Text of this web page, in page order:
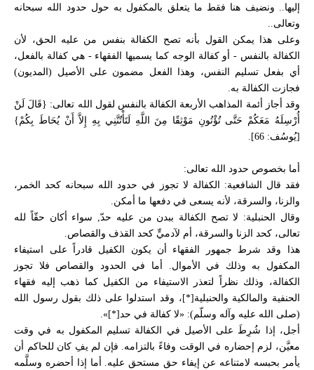
إليها.. ونضيف هنا فقط ما يتعلق بالمكفول به حول حدود الله سبحانه
وتعالى..
وعلى هذا يمكن القول بأنه تصح الكفالة بنفس من عليه الحق، لأن
الكفالة بالنفس - أو كفالة الوجه كما يسميها الفقهاء - هي كفالة بالفعل،
أي بفعل تسليم النفس، وهذا الفعل مضمون على الأصيل (المديون)
فجازت الكفالة به.
وقد أجاز أئمة المذاهب الأربعة الكفالة بالنفس لقول الله تعالى: {قَالَ لَنْ
أُرْسِلَهُ مَعَكُمْ حَتَّى تُؤْتُونِ مَوْثِقًا مِنَ اللَّهِ لَتَأْتُنَّنِي بِهِ إِلاَّ أَنْ يُحَاطَ بِكُمْ}
[يُوسُف: 66].
أما بخصوص حدود الله تعالى:
فقد قال الشافعية: الكفالة لا تجوز في حدود الله سبحانه كحد الخمر،
والزنا، والسرقة، لأنه يسعى في دفعها ما أمكن.
وقال الحنبلية: لا تصح الكفالة ببدن من عليه حدّ, سواء أكان حقّاً لله
تعالى، كحد الزنا والسرقة، أم لآدميٍّ كحد القذف والقصاص.
هذا وقد شرط جمهور الفقهاء أن يكون الكفيل قادراً على استيفاء
المكفول به وذلك في الأموال. أما في الحدود والقصاص فلا تجوز
الكفالة، وذلك نظراً لتعذر الاستيفاء من الكفيل كما ذهب إليه فقهاء
الحنفية والمالكية والحنبلية[*]، وقد استدلوا على ذلك بقول رسول الله
(صلى الله عليه وآله وسلّم): «لا كفالة في حد[*]».
أجل، إذا شُرِطَ على الأصيل في الكفالة تسليم المكفول به في وقت
معيَّن، لزم إحضاره في الوقت وفاءً بالتزامه. فإن لم يفِ كان للحاكم أن
يأمر بحبسه لامتناعه عن إيفاء حق مستحق عليه. أما إذا أحضره وسلَّمه